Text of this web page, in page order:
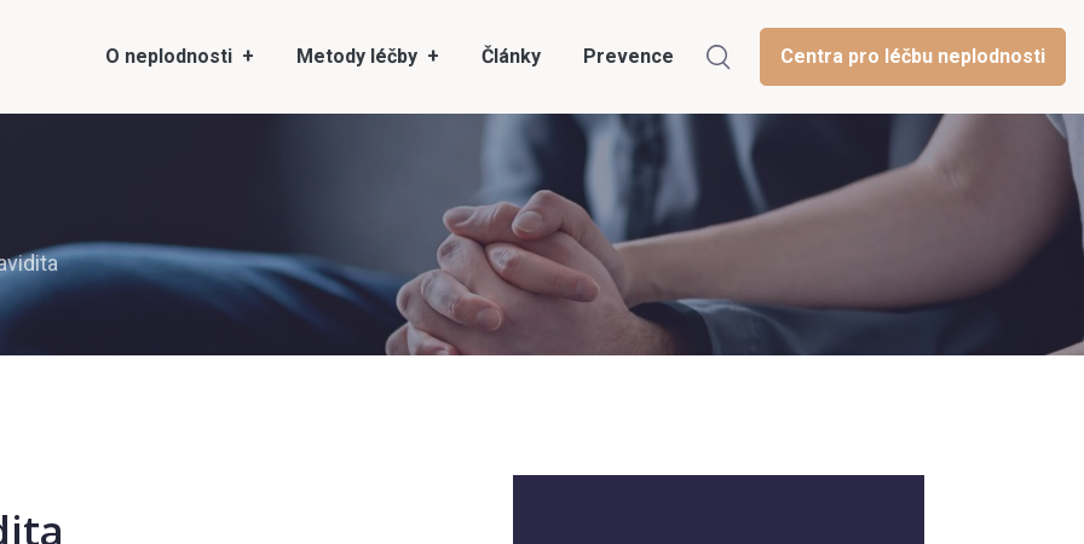
O neplodnosti Metody léčby Články Prevence Centra pro léčbu neplodnosti